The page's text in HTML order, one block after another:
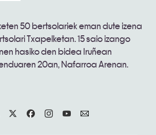
50 bertsolariek eman dute izena
Txapelketan. 15 saio izango
hasiko den bidea Iruñean
20an, Nafarroa Arenan.